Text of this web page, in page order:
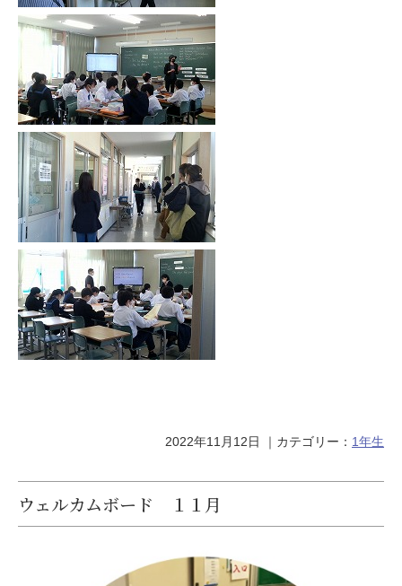
2022年11月12日 ｜カテゴリー： 1年生
ウェルカムボード １１月